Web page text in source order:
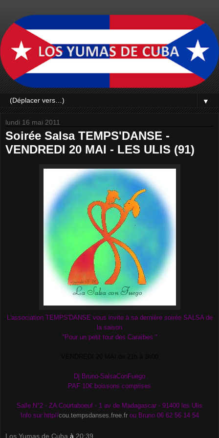
▼
lundi 16 mai 2011
Soirée Salsa TEMPS'DANSE -
VENDREDI 20 MAI - LES ULIS (91)
L'association TEMPS'DANSE vous invite à sa dernière soirée SALSA de
la saison
"Pour un petit tour des Caraïbes "
Dj Bruno-SalsaConFuego
PAF 10€ boissons comprises
Salle N°2 - ZA Courtaboeuf - 1 av de Madagascar - 91400 les Ulis
Info sur http//cou.tempsdanses.free.frou Bruno 06 62 56 14 54
Los Yumas de Cuba à 20:39